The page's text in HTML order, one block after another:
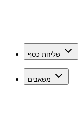
שליחת כסף
משאבים